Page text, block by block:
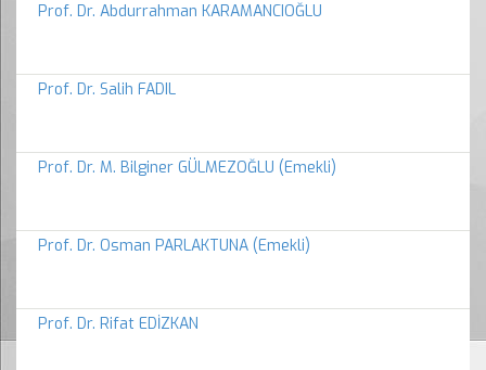
Prof. Dr. Abdurrahman KARAMANCIOĞLU
Prof. Dr. Salih FADIL
Prof. Dr. M. Bilginer GÜLMEZOĞLU (Emekli)
Prof. Dr. Osman PARLAKTUNA (Emekli)
Prof. Dr. Rifat EDİZKAN